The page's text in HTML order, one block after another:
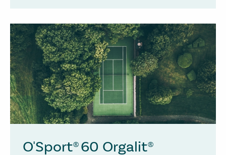
O'Sport® 60 Orgalit®